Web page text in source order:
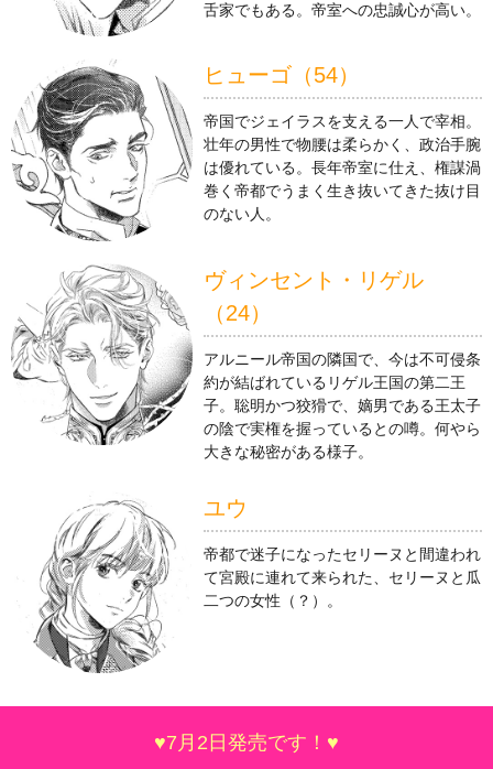
舌家でもある。帝室への忠誠心が高い。
ヒューゴ（54）
帝国でジェイラスを支える一人で宰相。
壮年の男性で物腰は柔らかく、政治手腕
は優れている。長年帝室に仕え、権謀渦
巻く帝都でうまく生き抜いてきた抜け目
のない人。
ヴィンセント・リゲル
（24）
アルニール帝国の隣国で、今は不可侵条
約が結ばれているリゲル王国の第二王
子。聡明かつ狡猾で、嫡男である王太子
の陰で実権を握っているとの噂。何やら
大きな秘密がある様子。
ユウ
帝都で迷子になったセリーヌと間違われ
て宮殿に連れて来られた、セリーヌと瓜
二つの女性（？）。
♥7月2日発売です！♥